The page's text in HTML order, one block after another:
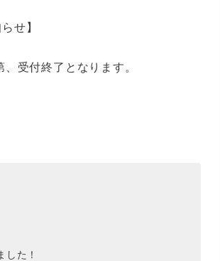
せ】
受付終了となります。
た！